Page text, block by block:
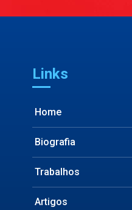
Links
Home
Biografia
Trabalhos
Artigos